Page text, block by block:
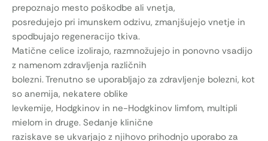
prepoznajo mesto poškodbe ali vnetja,
posredujejo pri imunskem odzivu, zmanjšujejo vnetje in
spodbujajo regeneracijo tkiva.
Matične celice izolirajo, razmnožujejo in ponovno vsadijo
z namenom zdravljenja različnih
bolezni. Trenutno se uporabljajo za zdravljenje bolezni, kot
so anemija, nekatere oblike
levkemije, Hodgkinov in ne-Hodgkinov limfom, multipli
mielom in druge. Sedanje klinične
raziskave se ukvarjajo z njihovo prihodnjo uporabo za